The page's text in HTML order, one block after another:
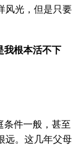
风光，但是只要
我根本活不下
条件一般，甚至
远。这几年父母